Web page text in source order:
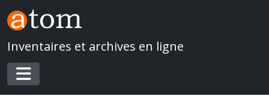
Skip to main content
Inventaires et archives en ligne
Toggle navigation